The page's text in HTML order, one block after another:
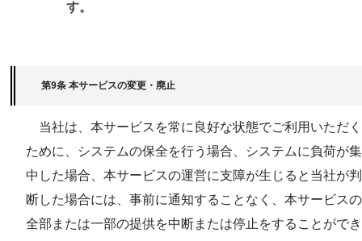
す。
第9条 本サービスの変更・廃止
当社は、本サービスを常に良好な状態でご利用いただく
ために、システムの保全を行う場合、システムに負荷が集
中した場合、本サービスの運営に支障が生じると当社が判
断した場合には、事前に通知することなく、本サービスの
全部または一部の提供を中断または停止をすることができ